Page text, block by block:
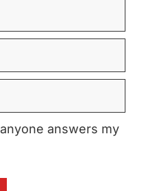
answers my